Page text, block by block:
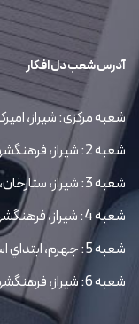
آدرس شعب دل افکار
شعبه مرکزی: شیراز،
شعبه 2: شیراز، فرهنگشهر، بعد از کوچه 42
شعبه 3: شیراز، ستارخان، نبش کوچه پنجم
شعبه 4: شیراز، فرهنگشهر، بعد از کوچه 52
شعبه 5: جهرم، ابتداي اسد زاده، بلوار رهبري
شعبه 6: شیراز، فرهنگشهر، بعد از کوچه 52